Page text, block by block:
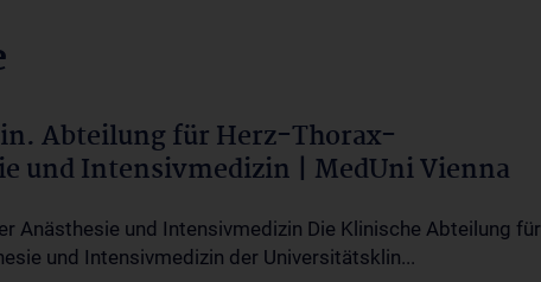
Abteilung für Herz-Thorax-
und Intensivmedizin | MedUni Vienna
Anästhesie und Intensivmedizin Die Klinische Abteilung für
und Intensivmedizin der Universitätsklin...